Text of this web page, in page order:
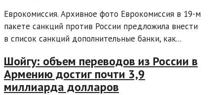
Еврокомиссия. Архивное фото Еврокомиссия в 19-м
пакете санкций против России предложила внести
в список санкций дополнительные банки, как...
Шойгу: объем переводов из России в
Армению достиг почти 3,9
миллиарда долларов